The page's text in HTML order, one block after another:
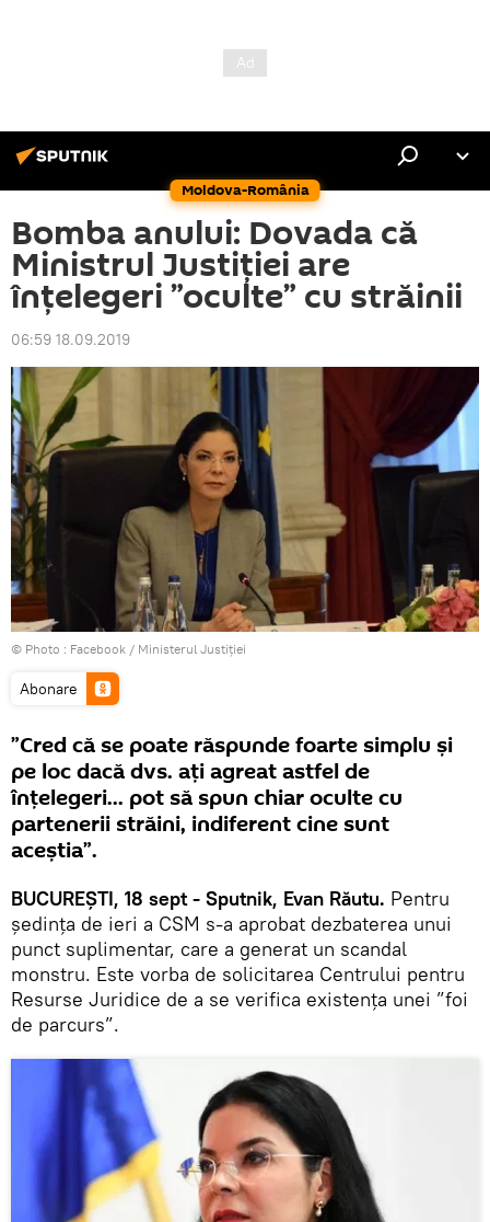
Moldova-România
Bomba anului: Dovada că
Ministrul Justiției are
înțelegeri ”oculte” cu străinii
06:59 18.09.2019
© Photo : Facebook / Ministerul Justiției
Abonare
”Cred că se poate răspunde foarte simplu şi
pe loc dacă dvs. aţi agreat astfel de
înţelegeri... pot să spun chiar oculte cu
partenerii străini, indiferent cine sunt
aceştia”.
BUCUREȘTI, 18 sept - Sputnik, Evan Răutu. Pentru
ședința de ieri a CSM s-a aprobat dezbaterea unui
punct suplimentar, care a generat un scandal
monstru. Este vorba de solicitarea Centrului pentru
Resurse Juridice de a se verifica existența unei ”foi
de parcurs”.